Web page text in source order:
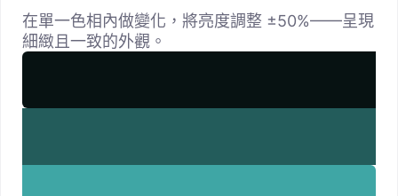
在單一色相內做變化，將亮度調整 ±50%——呈現
細緻且一致的外觀。